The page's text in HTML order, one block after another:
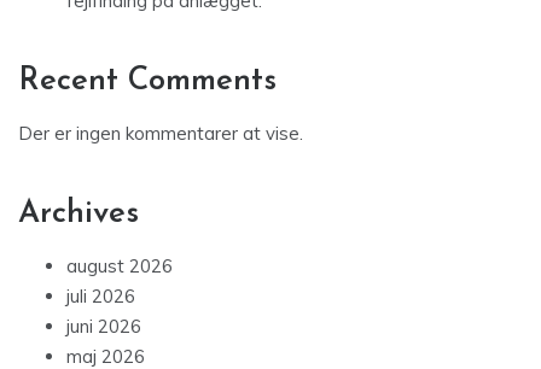
Recent Comments
Der er ingen kommentarer at vise.
Archives
august 2026
juli 2026
juni 2026
maj 2026